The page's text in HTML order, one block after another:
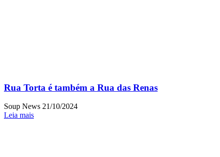
Rua Torta é também a Rua das Renas
Soup News 21/10/2024
Leia mais